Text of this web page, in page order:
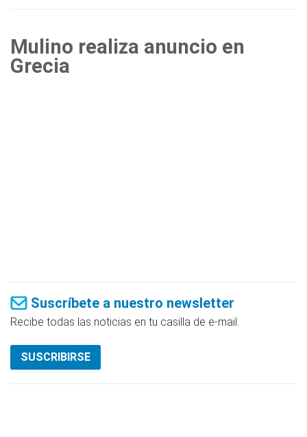
Mulino realiza anuncio en
Grecia
Suscríbete a nuestro newsletter
Recibe todas las noticias en tu casilla de e-mail.
SUSCRIBIRSE